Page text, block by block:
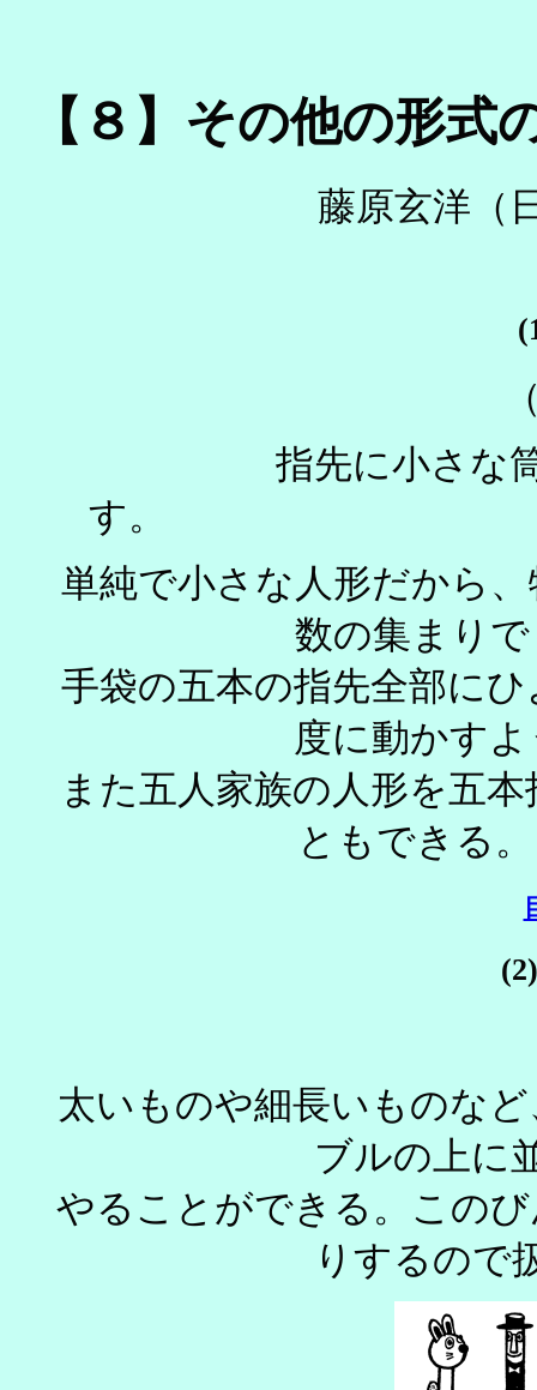
【８】その他の形
藤原玄洋（
（
指先に小さな
単純で小さな人形だから
数の集ま
手袋の五本の指先全部に
度に動かす
また五人家族の人形を五
とも
太いものや細長いものな
ブルの上に
やることができる。この
りするの